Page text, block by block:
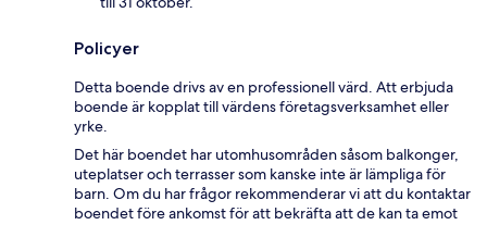
Policyer
Detta boende drivs av en professionell värd. Att erbjuda
boende är kopplat till värdens företagsverksamhet eller
yrke.
Det här boendet har utomhusområden såsom balkonger,
uteplatser och terrasser som kanske inte är lämpliga för
barn. Om du har frågor rekommenderar vi att du kontaktar
boendet före ankomst för att bekräfta att de kan ta emot